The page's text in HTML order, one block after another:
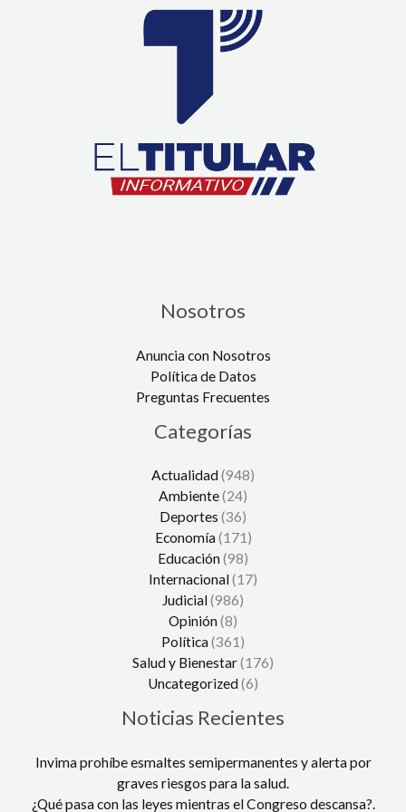
Nosotros
Anuncia con Nosotros
Política de Datos
Preguntas Frecuentes
Categorías
Actualidad(948)
Ambiente(24)
Deportes (36)
Economía(171)
Educación(98)
Internacional(17)
Judicial(986)
Opinión(8)
Política(361)
Salud y Bienestar(176)
Uncategorized(6)
Noticias Recientes
Invima prohíbe esmaltes semipermanentes y alerta por
graves riesgos para la salud.
¿Qué pasa con las leyes mientras el Congreso descansa?.